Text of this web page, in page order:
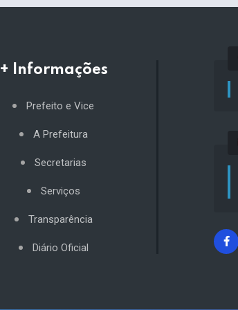
+ Informações
Prefeito e Vice
A Prefeitura
Secretarias
Serviços
Transparência
Diário Oficial